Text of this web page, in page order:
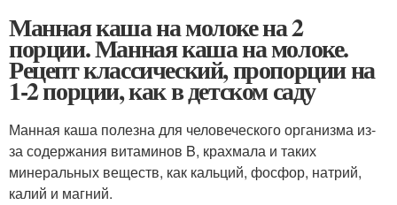
Манная каша на молоке на 2
порции. Манная каша на молоке.
Рецепт классический, пропорции на
1-2 порции, как в детском саду
Манная каша полезна для человеческого организма из-
за содержания витаминов B, крахмала и таких
минеральных веществ, как кальций, фосфор, натрий,
калий и магний.